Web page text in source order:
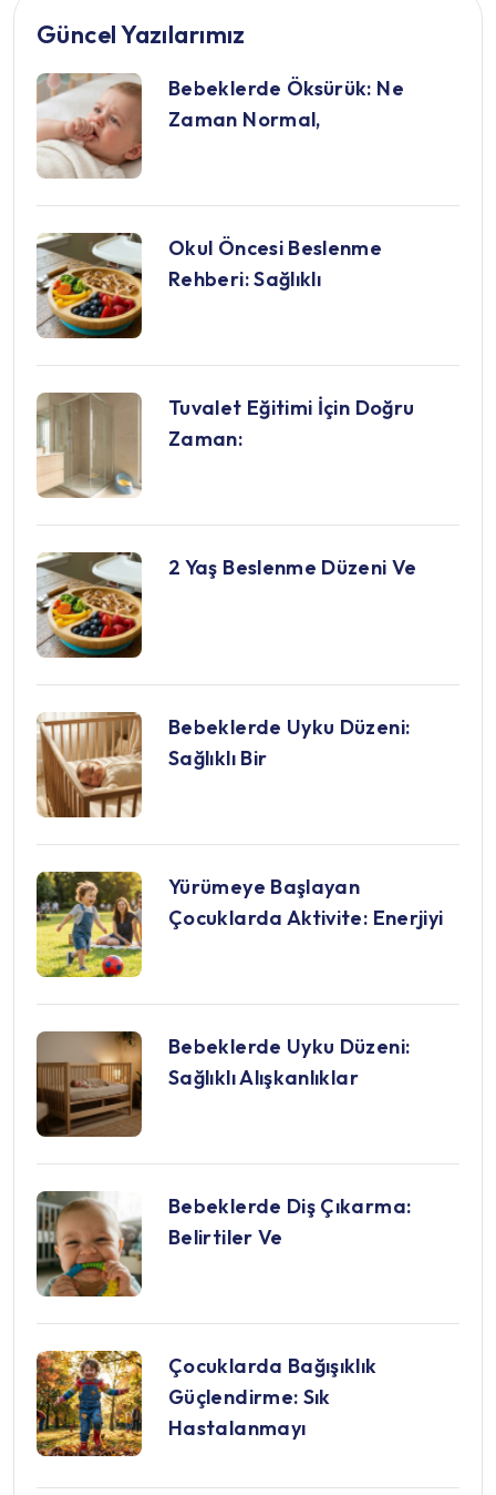
Güncel Yazılarımız
Bebeklerde Öksürük: Ne
Zaman Normal,
Okul Öncesi Beslenme
Rehberi: Sağlıklı
Tuvalet Eğitimi İçin Doğru
Zaman:
2 Yaş Beslenme Düzeni Ve
Bebeklerde Uyku Düzeni:
Sağlıklı Bir
Yürümeye Başlayan
Çocuklarda Aktivite: Enerjiyi
Bebeklerde Uyku Düzeni:
Sağlıklı Alışkanlıklar
Bebeklerde Diş Çıkarma:
Belirtiler Ve
Çocuklarda Bağışıklık
Güçlendirme: Sık
Hastalanmayı